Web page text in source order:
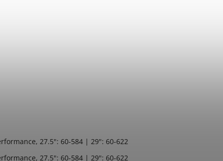
27.5": 60-584 | 29": 60-622
27.5": 60-584 | 29": 60-622